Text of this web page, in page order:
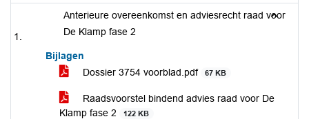
Anterieure overeenkomst en adviesrecht raad voor
De Klamp fase 2
Bijlagen
Dossier 3754 voorblad.pdf
67 KB
Raadsvoorstel bindend advies raad voor De
Klamp fase 2
122 KB